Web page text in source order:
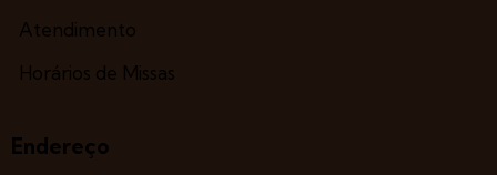
Atendimento
Horários de Missas
Endereço